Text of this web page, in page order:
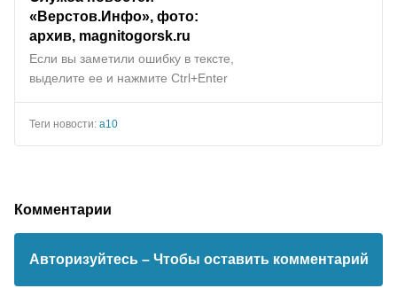
«Верстов.Инфо», фото:
архив, magnitogorsk.ru
Если вы заметили ошибку в тексте,
выделите ее и нажмите Ctrl+Enter
Теги новости: а10
Комментарии
Авторизуйтесь – Чтобы оставить комментарий